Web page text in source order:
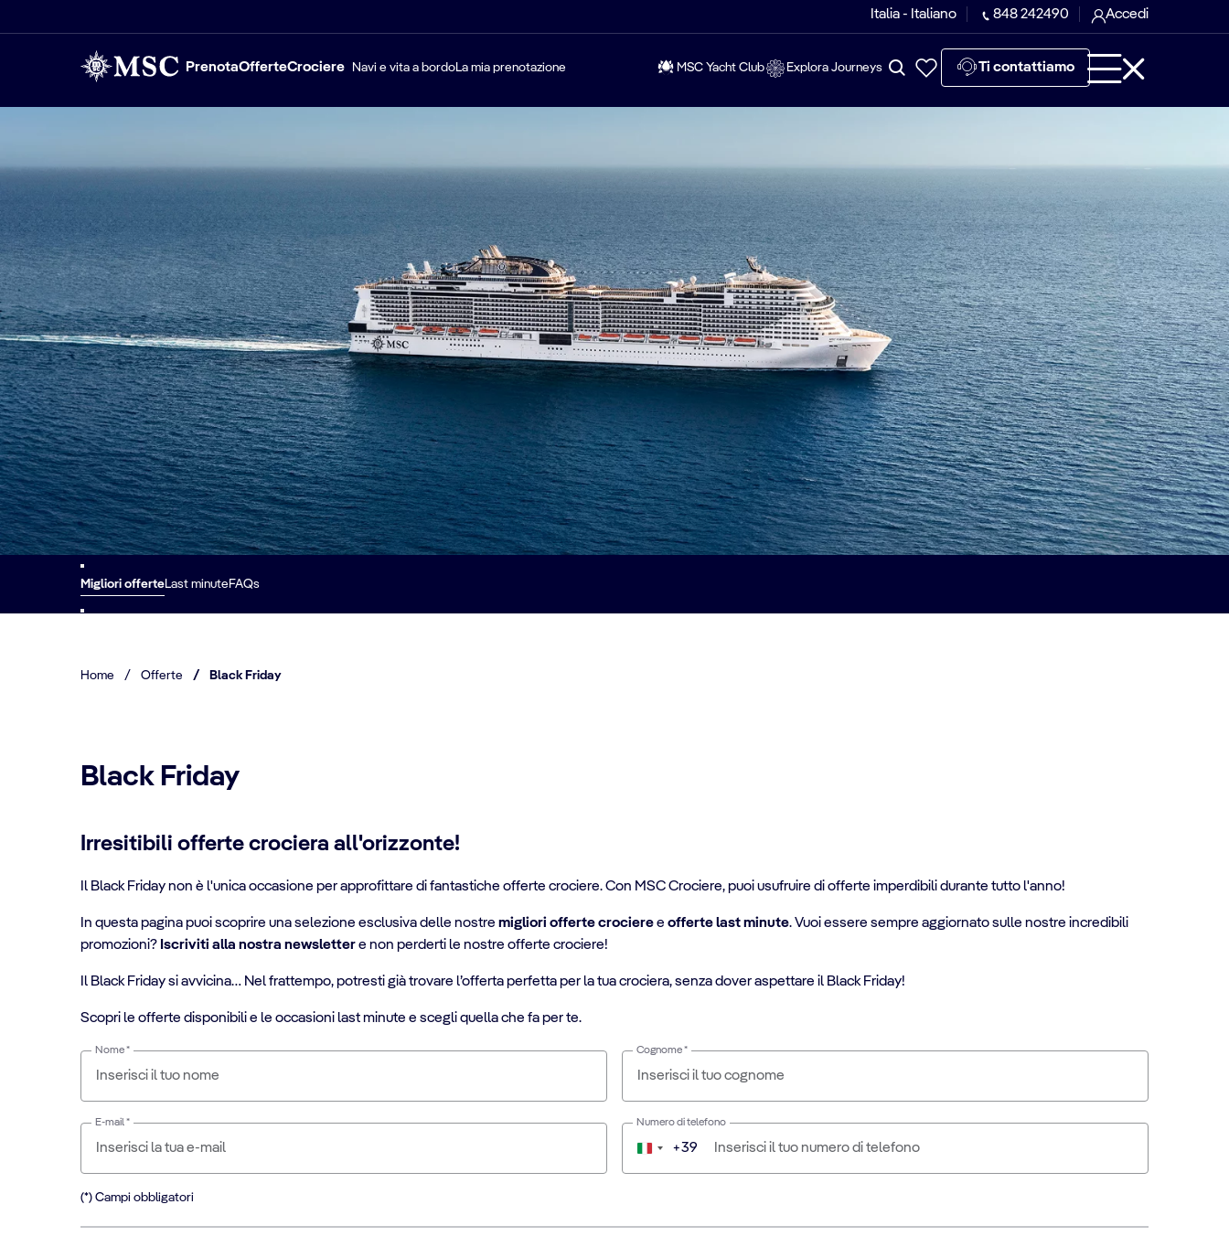
Italia - Italiano 848 242490 Accedi
PrenotaOfferteCrociere Navi e vita a bordoLa mia prenotazione MSC Yacht Club Explora Journeys Ti contattiamo
Migliori offerteLast minute FAQs
Home / Offerte / Black Friday
Black Friday
Irresitibili offerte crociera all'orizzonte!
Il Black Friday non è l'unica occasione per approfittare di fantastiche offerte crociere. Con MSC Crociere, puoi usufruire di offerte imperdibili durante tutto l'anno!
In questa pagina puoi scoprire una selezione esclusiva delle nostre migliori offerte crocieree offerte last minute. Vuoi essere sempre aggiornato sulle nostre incredibili
promozioni? Iscriviti alla nostra newslettere non perderti le nostre offerte crociere!
Il Black Friday si avvicina… Nel frattempo, potresti già trovare l’offerta perfetta per la tua crociera, senza dover aspettare il Black Friday!
Scopri le offerte disponibili e le occasioni last minute e scegli quella che fa per te.
Nome * Cognome *
E-mail * Numero di telefono
Italia+39
(*) Campi obbligatori